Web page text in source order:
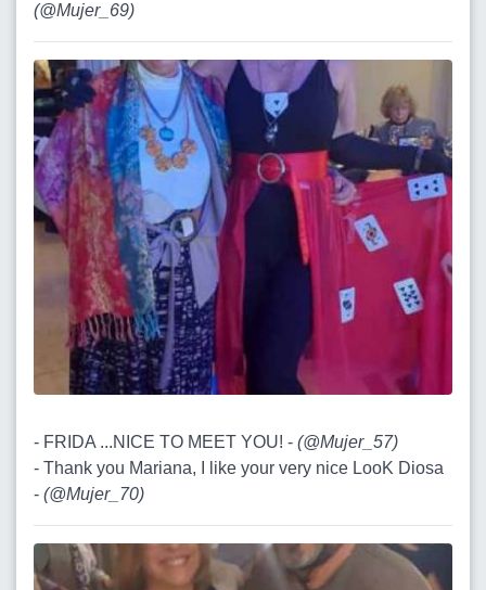
(@Mujer_69)
- FRIDA ...NICE TO MEET YOU! - (@Mujer_57)
- Thank you Mariana, I like your very nice LooK Diosa
- (@Mujer_70)